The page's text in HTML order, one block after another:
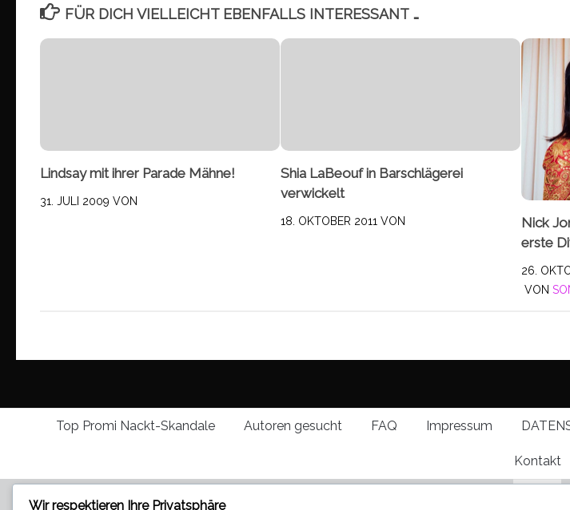
FÜR DICH VIELLEICHT EBENFALLS INTERESSANT …
Lindsay mit ihrer Parade Mähne!
31. JULI 2009 VON
Shia LaBeouf in Barschlägerei
verwickelt
18. OKTOBER 2011 VON
Nick
erste
26.
VON
Top Promi Nackt-Skandale Autoren gesucht FAQ Impressum
Kontakt
Wir respektieren Ihre Privatsphäre